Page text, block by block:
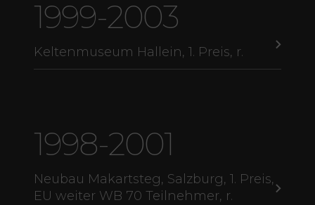
1999-2003
Keltenmuseum Hallein, 1. Preis, r.
1998-2001
Neubau Makartsteg, Salzburg, 1. Preis,
EU weiter WB 70 Teilnehmer, r.